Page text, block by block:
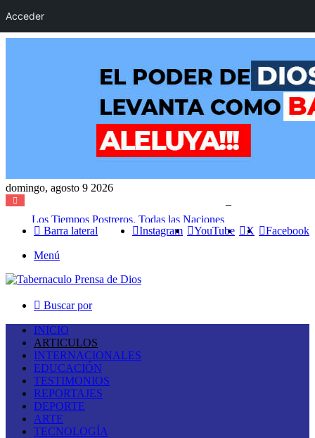
Acceder
domingo, agosto 9 2026
Facebook
X
YouTube
Instagram
Barra lateral
Menú
Buscar por
INICIO
ARTICULOS
INTERNACIONALES
EDUCACIÓN
TESTIMONIOS
REPORTAJES
DEPORTE
ARTE
TECNOLOGÍA